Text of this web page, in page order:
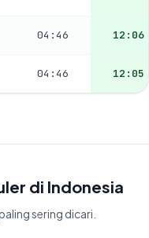
04:46 12:06
04:46 12:05
di Indonesia
sering dicari.